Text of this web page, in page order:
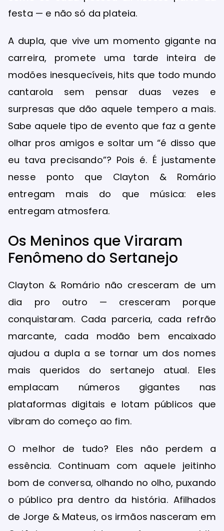
festa — e não só da plateia.
A dupla, que vive um momento gigante na
carreira, promete uma tarde inteira de
modões inesquecíveis, hits que todo mundo
cantarola sem pensar duas vezes e
surpresas que dão aquele tempero a mais.
Sabe aquele tipo de evento que faz a gente
olhar pros amigos e soltar um “é disso que
eu tava precisando”? Pois é. É justamente
nesse ponto que Clayton & Romário
entregam mais do que música: eles
entregam atmosfera.
Os Meninos que Viraram
Fenômeno do Sertanejo
Clayton & Romário não cresceram de um
dia pro outro — cresceram porque
conquistaram. Cada parceria, cada refrão
marcante, cada modão bem encaixado
ajudou a dupla a se tornar um dos nomes
mais queridos do sertanejo atual. Eles
emplacam números gigantes nas
plataformas digitais e lotam públicos que
vibram do começo ao fim.
O melhor de tudo? Eles não perdem a
essência. Continuam com aquele jeitinho
bom de conversa, olhando no olho, puxando
o público pra dentro da história. Afilhados
de Jorge & Mateus, os irmãos nasceram em